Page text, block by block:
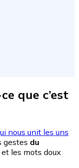
que c’est
nous unit les uns
gestes du
les mots doux